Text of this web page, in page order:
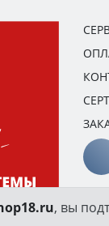
, вы